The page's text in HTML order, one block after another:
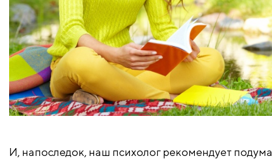
И, напоследок, наш психолог рекомендует